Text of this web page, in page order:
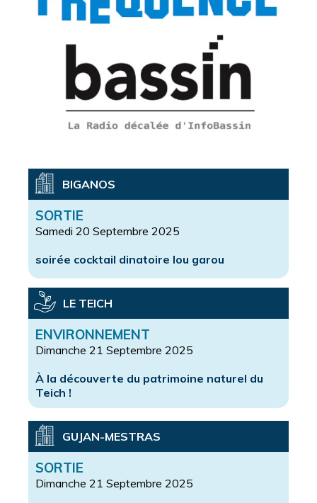
BIGANOS
SORTIE
Samedi 20 Septembre 2025
soirée cocktail dinatoire lou garou
LE TEICH
ENVIRONNEMENT
Dimanche 21 Septembre 2025
À la découverte du patrimoine naturel du
Teich !
GUJAN-MESTRAS
SORTIE
Dimanche 21 Septembre 2025